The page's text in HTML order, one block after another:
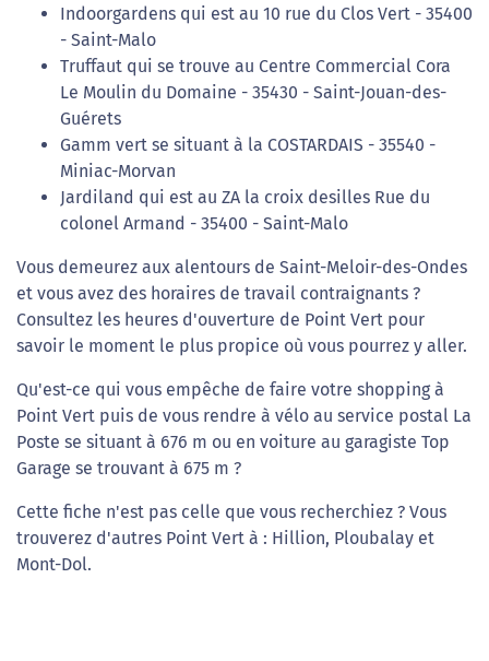
Indoorgardens qui est au 10 rue du Clos Vert - 35400
- Saint-Malo
Truffaut qui se trouve au Centre Commercial Cora
Le Moulin du Domaine - 35430 - Saint-Jouan-des-
Guérets
Gamm vert se situant à la COSTARDAIS - 35540 -
Miniac-Morvan
Jardiland qui est au ZA la croix desilles Rue du
colonel Armand - 35400 - Saint-Malo
Vous demeurez aux alentours de Saint-Meloir-des-Ondes
et vous avez des horaires de travail contraignants ?
Consultez les heures d'ouverture de Point Vert pour
savoir le moment le plus propice où vous pourrez y aller.
Qu'est-ce qui vous empêche de faire votre shopping à
Point Vert puis de vous rendre à vélo au service postal La
Poste se situant à 676 m ou en voiture au garagiste Top
Garage se trouvant à 675 m ?
Cette fiche n'est pas celle que vous recherchiez ? Vous
trouverez d'autres Point Vert à : Hillion, Ploubalay et
Mont-Dol.